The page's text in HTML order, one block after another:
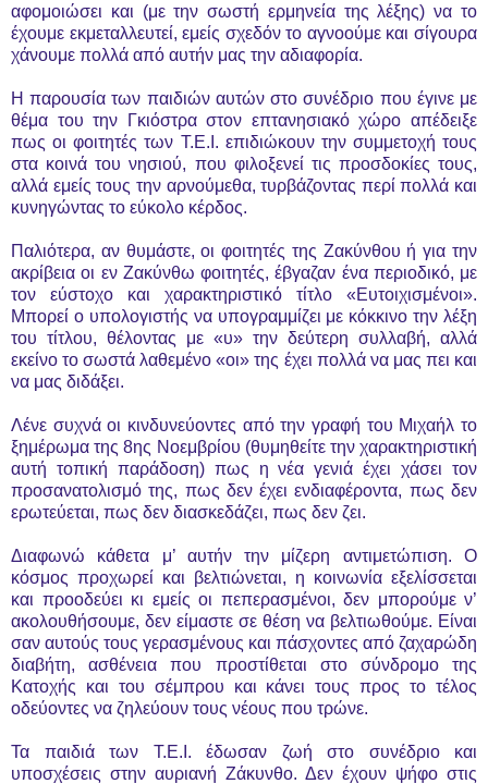
αφομοιώσει και (με την σωστή ερμηνεία της λέξης) να το
έχουμε εκμεταλλευτεί, εμείς σχεδόν το αγνοούμε και σίγουρα
χάνουμε πολλά από αυτήν μας την αδιαφορία.
Η παρουσία των παιδιών αυτών στο συνέδριο που έγινε με
θέμα του την Γκιόστρα στον επτανησιακό χώρο απέδειξε
πως οι φοιτητές των Τ.Ε.Ι. επιδιώκουν την συμμετοχή τους
στα κοινά του νησιού, που φιλοξενεί τις προσδοκίες τους,
αλλά εμείς τους την αρνούμεθα, τυρβάζοντας περί πολλά και
κυνηγώντας το εύκολο κέρδος.
Παλιότερα, αν θυμάστε, οι φοιτητές της Ζακύνθου ή για την
ακρίβεια οι εν Ζακύνθω φοιτητές, έβγαζαν ένα περιοδικό, με
τον εύστοχο και χαρακτηριστικό τίτλο «Ευτοιχισμένοι».
Μπορεί ο υπολογιστής να υπογραμμίζει με κόκκινο την λέξη
του τίτλου, θέλοντας με «υ» την δεύτερη συλλαβή, αλλά
εκείνο το σωστά λαθεμένο «οι» της έχει πολλά να μας πει και
να μας διδάξει.
Λένε συχνά οι κινδυνεύοντες από την γραφή του Μιχαήλ το
ξημέρωμα της 8ης Νοεμβρίου (θυμηθείτε την χαρακτηριστική
αυτή τοπική παράδοση) πως η νέα γενιά έχει χάσει τον
προσανατολισμό της, πως δεν έχει ενδιαφέροντα, πως δεν
ερωτεύεται, πως δεν διασκεδάζει, πως δεν ζει.
Διαφωνώ κάθετα μ’ αυτήν την μίζερη αντιμετώπιση. Ο
κόσμος προχωρεί και βελτιώνεται, η κοινωνία εξελίσσεται
και προοδεύει κι εμείς οι πεπερασμένοι, δεν μπορούμε ν’
ακολουθήσουμε, δεν είμαστε σε θέση να βελτιωθούμε. Είναι
σαν αυτούς τους γερασμένους και πάσχοντες από ζαχαρώδη
διαβήτη, ασθένεια που προστίθεται στο σύνδρομο της
Κατοχής και του σέμπρου και κάνει τους προς το τέλος
οδεύοντες να ζηλεύουν τους νέους που τρώνε.
Τα παιδιά των Τ.Ε.Ι. έδωσαν ζωή στο συνέδριο και
υποσχέσεις στην αυριανή Ζάκυνθο. Δεν έχουν ψήφο στις